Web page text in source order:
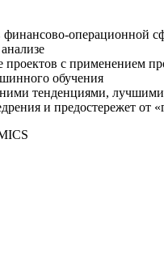
финансово-операционной
проектов c применением
обучения
тенденциями, лучшими
и предостережет от